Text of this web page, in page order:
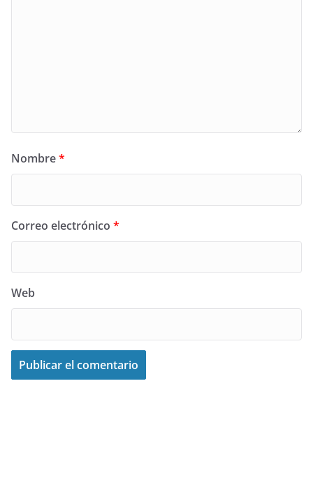
Nombre*
Correo electrónico *
Web